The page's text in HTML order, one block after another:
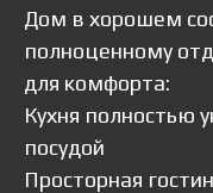
Дом в хорошем
полноценному
для комфорта:
Кухня полностью
посудой
Просторная